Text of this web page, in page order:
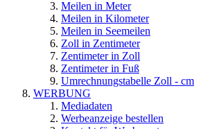
Meilen in Meter
Meilen in Kilometer
Meilen in Seemeilen
Zoll in Zentimeter
Zentimeter in Zoll
Zentimeter in Fuß
Umrechnungstabelle Zoll - cm
WERBUNG
Mediadaten
Werbeanzeige bestellen